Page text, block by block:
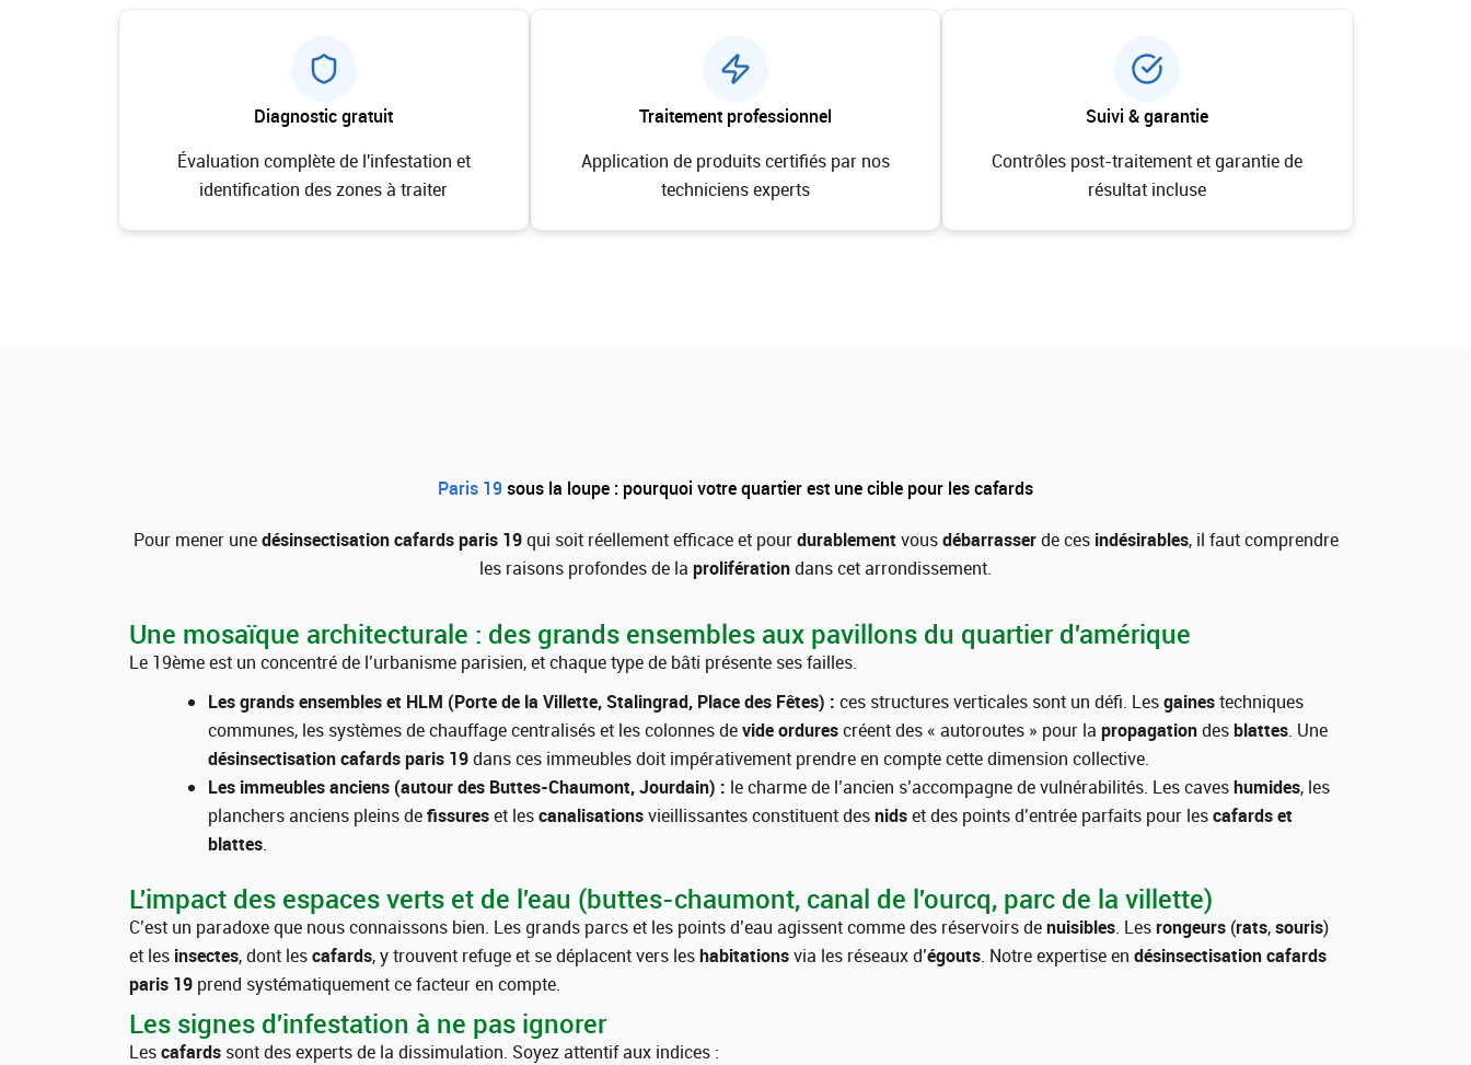
Diagnostic gratuit
Évaluation complète de l'infestation et
identification des zones à traiter
Traitement professionnel
Application de produits certifiés par nos
techniciens experts
Suivi & garantie
Contrôles post-traitement et garantie de
résultat incluse
Paris 19sous la loupe : pourquoi votre quartier est une cible pour les cafards
Pour mener unedésinsectisation cafards paris 19qui soit réellement efficace et pourdurablement vousdébarrasserde ces indésirables, il faut comprendre
les raisons profondes de la proliférationdans cet arrondissement.
Une mosaïque architecturale : des grands ensembles aux pavillons du quartier d'amérique
Le 19ème est un concentré de l’urbanisme parisien, et chaque type de bâti présente ses failles.
Les grands ensembles et HLM (Porte de la Villette, Stalingrad, Place des Fêtes) : ces structures verticales sont un défi. Lesgainestechniques
communes, les systèmes de chauffage centralisés et les colonnes devide ordurescréent des « autoroutes » pour la propagationdesblattes. Une
désinsectisation cafards paris 19dans ces immeubles doit impérativement prendre en compte cette dimension collective.
Les immeubles anciens (autour des Buttes-Chaumont, Jourdain) : le charme de l’ancien s’accompagne de vulnérabilités. Les caveshumides, les
planchers anciens pleins defissureset lescanalisationsvieillissantes constituent desnidset des points d’entrée parfaits pour lescafards et
blattes.
L'impact des espaces verts et de l'eau (buttes-chaumont, canal de l'ourcq, parc de la villette)
C’est un paradoxe que nous connaissons bien. Les grands parcs et les points d’eau agissent comme des réservoirs denuisibles. Lesrongeurs(rats,souris)
et les insectes, dont lescafards, y trouvent refuge et se déplacent vers leshabitationsvia les réseaux d’égouts. Notre expertise en désinsectisation cafards
paris 19prend systématiquement ce facteur en compte.
Les signes d'infestation à ne pas ignorer
Lescafardssont des experts de la dissimulation. Soyez attentif aux indices :